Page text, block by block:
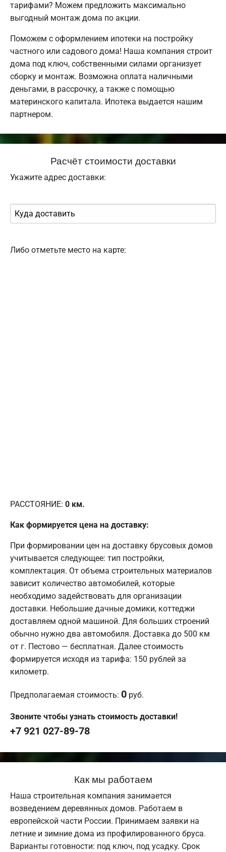
тарифами? Можем предложить максимально
выгодный монтаж дома по акции.
Поможем с оформлением ипотеки на постройку
частного или садового дома! Наша компания строит
дома под ключ, собственными силами организует
сборку и монтаж. Возможна оплата наличными
деньгами, в рассрочку, а также с помощью
материнского капитала. Ипотека выдается нашим
партнером.
Расчёт стоимости доставки
Укажите адрес доставки:
Либо отметьте место на карте:
РАССТОЯНИЕ: 0 км.
Как формируется цена на доставку:
При формировании цен на доставку брусовых домов
учитывается следующее: тип постройки,
комплектация. От объема строительных материалов
зависит количество автомобилей, которые
необходимо задействовать для организации
доставки. Небольшие дачные домики, коттеджи
доставляем одной машиной. Для больших строений
обычно нужно два автомобиля. Доставка до 500 км
от г. Пестово — бесплатная. Далее стоимость
формируется исходя из тарифа: 150 рублей за
километр.
Предполагаемая стоимость: 0 руб.
Звоните чтобы узнать стоимость доставки!
+7 921 027-89-78
Как мы работаем
Наша строительная компания занимается
возведением деревянных домов. Работаем в
европейской части России. Принимаем заявки на
летние и зимние дома из профилированного бруса.
Варианты готовности: под ключ, под усадку. Срок